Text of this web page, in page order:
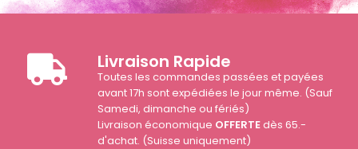
Livraison Rapide
Toutes les commandes passées et payées
avant 17h sont expédiées le jour même. (Sauf
Samedi, dimanche ou fériés)
Livraison économique OFFERTEdès 65.-
d'achat. (Suisse uniquement)